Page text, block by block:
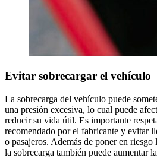
Evitar sobrecargar el vehículo
La sobrecarga del vehículo puede
una presión excesiva, lo cual puede
reducir su vida útil. Es importante
recomendado por el fabricante y evitar
o pasajeros. Además de poner en
la sobrecarga también puede aumentar